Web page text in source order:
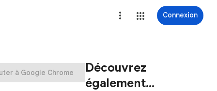
Connexion
à Google Chrome
Découvrez
également…